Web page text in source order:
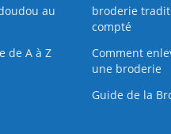
au
broderie
compté
de A à Z
Comment
une broderie
Guide de la